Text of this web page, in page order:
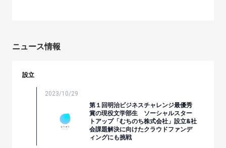
ニュース情報
設立
2023/10/29
第１回明治ビジネスチャレンジ最優秀
賞の現役文学部生 ソーシャルスター
トアップ「むちのち株式会社」設立&社
会課題解決に向けたクラウドファンデ
ィングにも挑戦